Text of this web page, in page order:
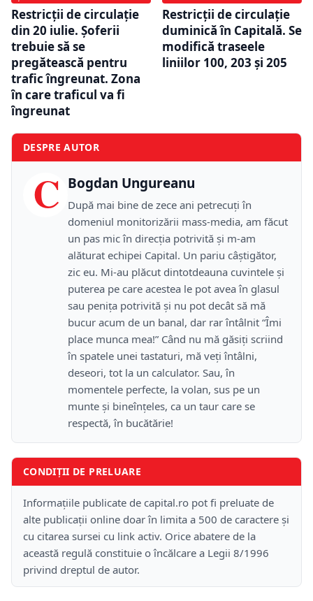
Restricții de circulație
din 20 iulie. Șoferii
trebuie să se
pregătească pentru
trafic îngreunat. Zona
în care traficul va fi
îngreunat
Restricții de circulație
duminică în Capitală. Se
modifică traseele
liniilor 100, 203 și 205
DESPRE AUTOR
C Bogdan Ungureanu
După mai bine de zece ani petrecuţi în
domeniul monitorizării mass-media, am făcut
un pas mic în direcţia potrivită şi m-am
alăturat echipei Capital. Un pariu câştigător,
zic eu. Mi-au plăcut dintotdeauna cuvintele şi
puterea pe care acestea le pot avea în glasul
sau peniţa potrivită şi nu pot decât să mă
bucur acum de un banal, dar rar întâlnit “Îmi
place munca mea!” Când nu mă găsiţi scriind
în spatele unei tastaturi, mă veţi întâlni,
deseori, tot la un calculator. Sau, în
momentele perfecte, la volan, sus pe un
munte şi bineînţeles, ca un taur care se
respectă, în bucătărie!
CONDIȚII DE PRELUARE
Informațiile publicate de capital.ro pot fi preluate de
alte publicații online doar în limita a 500 de caractere și
cu citarea sursei cu link activ. Orice abatere de la
această regulă constituie o încălcare a Legii 8/1996
privind dreptul de autor.